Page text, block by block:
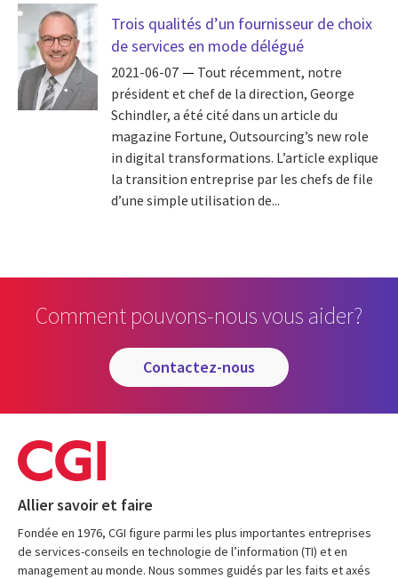
Trois qualités d’un fournisseur de choix
de services en mode délégué
2021-06-07
Tout récemment, notre
président et chef de la direction, George
Schindler, a été cité dans un article du
magazine Fortune, Outsourcing’s new role
in digital transformations. L’article explique
la transition entreprise par les chefs de file
d’une simple utilisation de...
Comment pouvons-nous vous aider?
contactez-nous
Allier savoir et faire
Fondée en 1976, CGI figure parmi les plus importantes entreprises
de services-conseils en technologie de l’information (TI) et en
management au monde. Nous sommes guidés par les faits et axés